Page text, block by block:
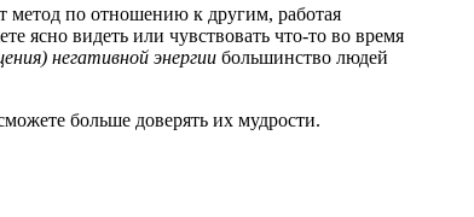
метод по отношению к другим, работая
ясно видеть или чувствовать что-то во время
негативной энергии большинство людей
больше доверять их мудрости.